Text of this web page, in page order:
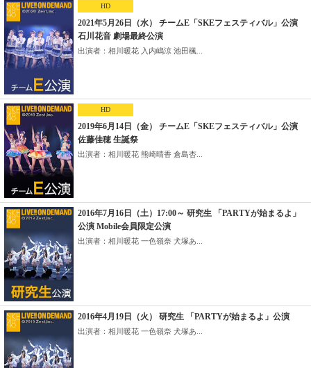
HD
2021年5月26日（水） チームE「SKEフェスティバル」公演
石川花音 劇場最終公演
出演者：相川暖花 入内嶋涼 池田楓...
HD
2019年6月14日（金） チームE「SKEフェスティバル」公演
佐藤佳穂 生誕祭
出演者：相川暖花 熊崎晴香 倉島杏...
2016年7月16日（土）17:00～ 研究生 「PARTYが始まるよ」
公演 Mobile会員限定公演
出演者：相川暖花 一色嶺奈 犬塚あ...
2016年4月19日（火） 研究生 「PARTYが始まるよ」公演
出演者：相川暖花 一色嶺奈 犬塚あ...